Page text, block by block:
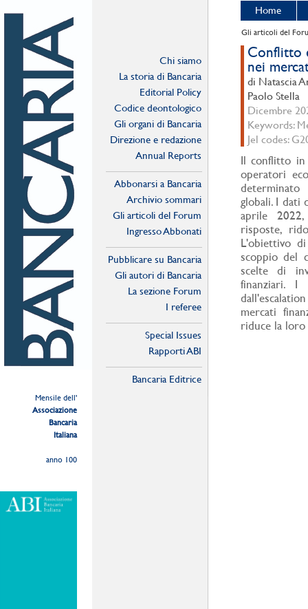
Mensile dell'
Associazione
Bancaria
Italiana
anno 100
Chi siamo
La storia di Bancaria
Editorial Policy
Codice deontologico
Gli organi di Bancaria
Direzione e redazione
Annual Reports
Abbonarsi a Bancaria
Archivio sommari
Gli articoli del Forum
Ingresso Abbonati
Pubblicare su Bancaria
Gli autori di Bancaria
La sezione Forum
I referee
Special Issues
Rapporti ABI
Bancaria Editrice
Home
Gli articoli del
Conflitto
nei
di Natascia
Paolo Stella
Dicembre
Keywords:
Jel codes:
Il conflitto in
operatori
globali. I dati
aprile
risposte,
L'obiettivo
scoppio del
scelte di
finanziari.
mercati
riduce la